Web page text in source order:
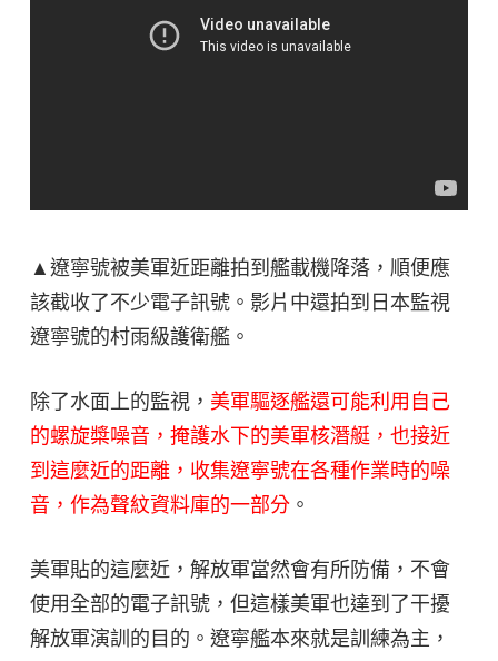
▲遼寧號被美軍近距離拍到艦載機降落，順便應
該截收了不少電子訊號。影片中還拍到日本監視
遼寧號的村雨級護衛艦。
除了水面上的監視， 美軍驅逐艦還可能利用自己
的螺旋槳噪音，掩護水下的美軍核潛艇，也接近
到這麼近的距離，收集遼寧號在各種作業時的噪
音，作為聲紋資料庫的一部分 。
美軍貼的這麼近，解放軍當然會有所防備，不會
使用全部的電子訊號，但這樣美軍也達到了干擾
解放軍演訓的目的。遼寧艦本來就是訓練為主，